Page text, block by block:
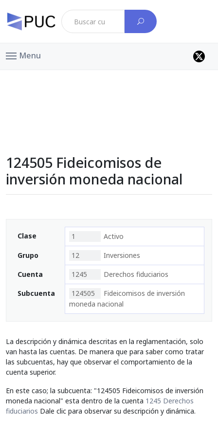
Menu
124505 Fideicomisos de
inversión moneda nacional
Clase 1 Activo
Grupo 12 Inversiones
Cuenta 1245 Derechos fiduciarios
Subcuenta 124505
Fideicomisos de inversión
moneda nacional
La descripción y dinámica descritas en la reglamentación, solo
van hasta las cuentas. De manera que para saber como tratar
las subcuentas, hay que observar el comportamiento de la
cuenta superior.
En este caso; la subcuenta: "124505 Fideicomisos de inversión
moneda nacional" esta dentro de la cuenta 1245 Derechos
fiduciarios Dale clic para observar su descripción y dinámica.